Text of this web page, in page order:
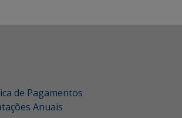
de Pagamentos
Anuais